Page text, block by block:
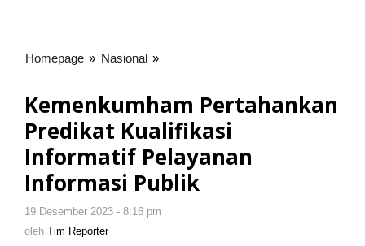
Homepage » Nasional »
Kualifikasi
Informatif
Pelayanan
Informasi
Publik
Kemenkumham Pertahankan
Predikat Kualifikasi
Informatif Pelayanan
Informasi Publik
19 Desember 2023 - 8:16 pm
oleh Tim Reporter